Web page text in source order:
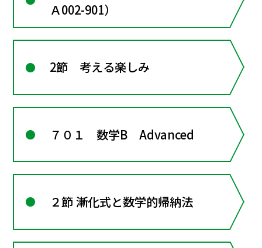
Ａ002-901）
2節 考える楽しみ
７０１ 数学B Advanced
２節 漸化式と数学的帰納法